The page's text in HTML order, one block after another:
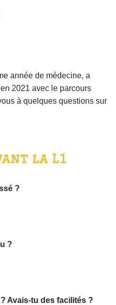
année de médecine, a
2021 avec le parcours
à quelques questions sur
la L1
?
?
Avais-tu des facilités ?